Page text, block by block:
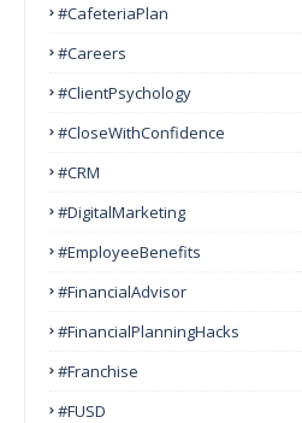
#CafeteriaPlan
#Careers
#ClientPsychology
#CloseWithConfidence
#CRM
#DigitalMarketing
#EmployeeBenefits
#FinancialAdvisor
#FinancialPlanningHacks
#franchise
#FUSD